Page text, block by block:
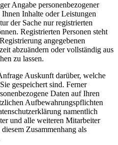
Angabe personenbezogener
Inhalte oder Leistungen
der Sache nur registrierten
Registrierten Personen steht
angegebenen
abzuändern oder vollständig aus
zu lassen.
Auskunft darüber, welche
gespeichert sind. Ferner
Daten auf Ihren
Aufbewahrungspflichten
namentlich
und alle weiteren Mitarbeiter
Zusammenhang als